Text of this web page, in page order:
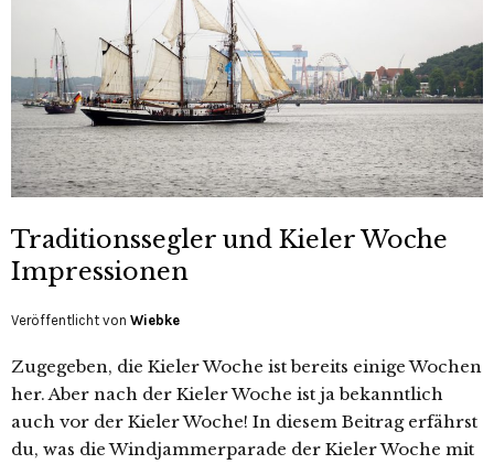
Traditionssegler und Kieler Woche
Impressionen
Veröffentlicht von Wiebke
Zugegeben, die Kieler Woche ist bereits einige Wochen
her. Aber nach der Kieler Woche ist ja bekanntlich
auch vor der Kieler Woche! In diesem Beitrag erfährst
du, was die Windjammerparade der Kieler Woche mit